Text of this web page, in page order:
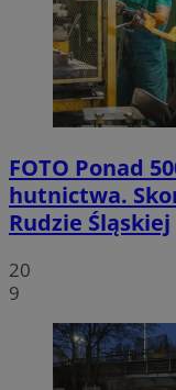
FOTO Ponad
hutnictwa.
Rudzie Śląskiej
20
9